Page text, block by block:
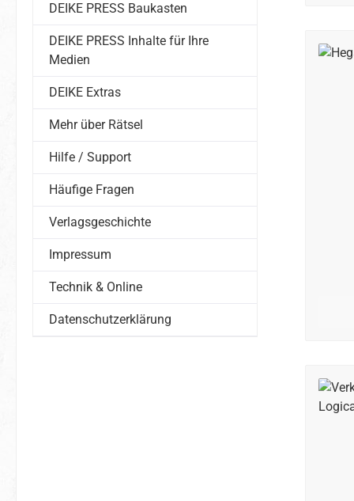
DEIKE PRESS Baukasten
DEIKE PRESS Inhalte für Ihre
Medien
DEIKE Extras
Mehr über Rätsel
Hilfe / Support
Häufige Fragen
Verlagsgeschichte
Impressum
Technik & Online
Datenschutzerklärung